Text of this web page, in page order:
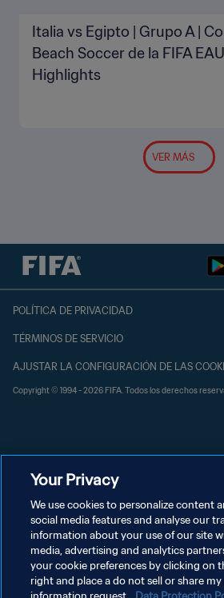
Italia vs Egipto | Grupo A |
Beach Soccer de la FIFA
Highlights
VER MÁS
POLÍTICA DE PRIVACIDAD
TÉRMINOS DE SERVICIO
AJUSTAR LA CONFIGURACIÓN DE LAS
Copyright © 1994 - 2026 FIFA. Todos los derechos
Your Privacy
We use cookies to personalize content
social media features and analyse our
information about your use of our site
media, advertising and analytics
your cookie preferences by clicking on
right and place a do not sell or share